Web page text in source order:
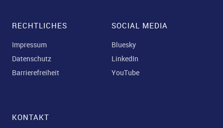
RECHTLICHES
Impressum
Datenschutz
Barrierefreiheit
SOCIAL MEDIA
Bluesky
LinkedIn
YouTube
KONTAKT